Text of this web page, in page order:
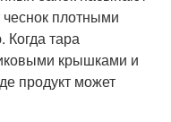
плотными
тара
крышками и
продукт может